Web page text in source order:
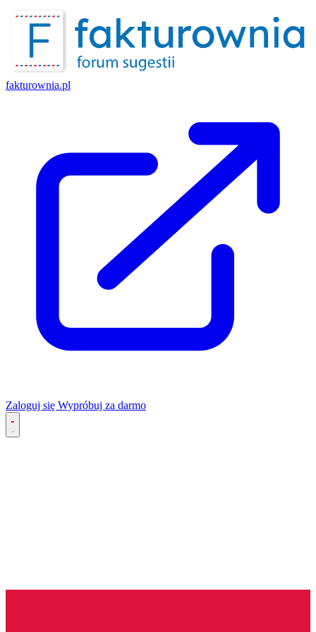
fakturownia.pl
Zaloguj się Wypróbuj za darmo